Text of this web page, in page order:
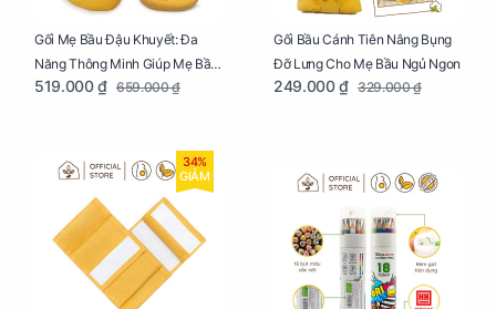
Gối Mẹ Bầu Đậu Khuyết: Đa
Năng Thông Minh Giúp Mẹ Bầu
Ngủ Ngon, Cho Bé Bú Sau Sinh
519.000 ₫ 659.000 ₫
Gối Bầu Cánh Tiên Nâng Bụng
Đỡ Lưng Cho Mẹ Bầu Ngủ Ngon
249.000 ₫ 329.000 ₫
34%
GIẢM